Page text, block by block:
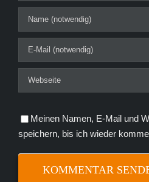
Meinen Namen, E-Mail und
speichern, bis ich wieder